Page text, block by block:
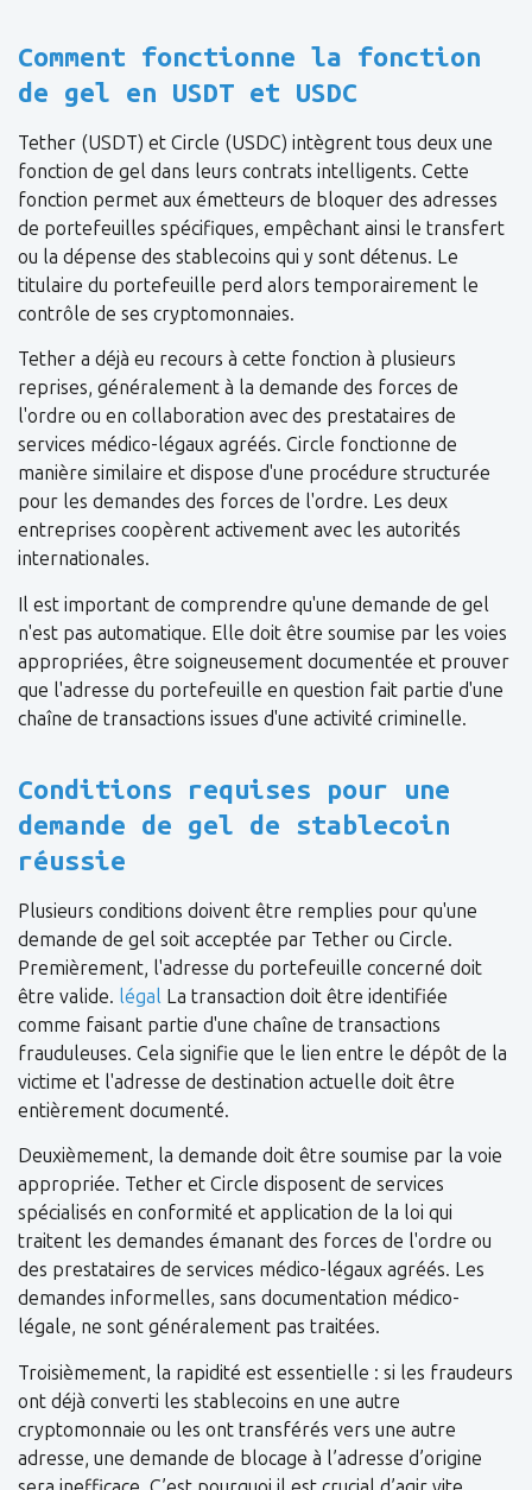
Comment fonctionne la fonction
de gel en USDT et USDC
Tether (USDT) et Circle (USDC) intègrent tous deux une
fonction de gel dans leurs contrats intelligents. Cette
fonction permet aux émetteurs de bloquer des adresses
de portefeuilles spécifiques, empêchant ainsi le transfert
ou la dépense des stablecoins qui y sont détenus. Le
titulaire du portefeuille perd alors temporairement le
contrôle de ses cryptomonnaies.
Tether a déjà eu recours à cette fonction à plusieurs
reprises, généralement à la demande des forces de
l'ordre ou en collaboration avec des prestataires de
services médico-légaux agréés. Circle fonctionne de
manière similaire et dispose d'une procédure structurée
pour les demandes des forces de l'ordre. Les deux
entreprises coopèrent activement avec les autorités
internationales.
Il est important de comprendre qu'une demande de gel
n'est pas automatique. Elle doit être soumise par les voies
appropriées, être soigneusement documentée et prouver
que l'adresse du portefeuille en question fait partie d'une
chaîne de transactions issues d'une activité criminelle.
Conditions requises pour une
demande de gel de stablecoin
réussie
Plusieurs conditions doivent être remplies pour qu'une
demande de gel soit acceptée par Tether ou Circle.
Premièrement, l'adresse du portefeuille concerné doit
être valide. légal La transaction doit être identifiée
comme faisant partie d'une chaîne de transactions
frauduleuses. Cela signifie que le lien entre le dépôt de la
victime et l'adresse de destination actuelle doit être
entièrement documenté.
Deuxièmement, la demande doit être soumise par la voie
appropriée. Tether et Circle disposent de services
spécialisés en conformité et application de la loi qui
traitent les demandes émanant des forces de l'ordre ou
des prestataires de services médico-légaux agréés. Les
demandes informelles, sans documentation médico-
légale, ne sont généralement pas traitées.
Troisièmement, la rapidité est essentielle : si les fraudeurs
ont déjà converti les stablecoins en une autre
cryptomonnaie ou les ont transférés vers une autre
adresse, une demande de blocage à l’adresse d’origine